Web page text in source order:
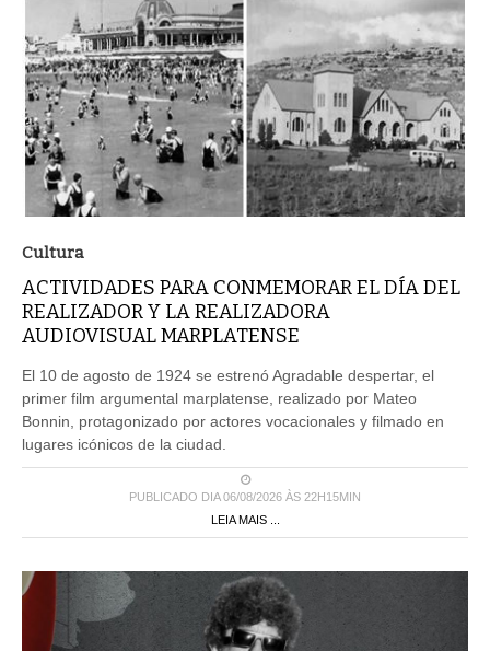
Cultura
ACTIVIDADES PARA CONMEMORAR EL DÍA DEL
REALIZADOR Y LA REALIZADORA
AUDIOVISUAL MARPLATENSE
El 10 de agosto de 1924 se estrenó Agradable despertar, el
primer film argumental marplatense, realizado por Mateo
Bonnin, protagonizado por actores vocacionales y filmado en
lugares icónicos de la ciudad.
PUBLICADO DIA 06/08/2026 ÀS 22H15MIN
LEIA MAIS ...